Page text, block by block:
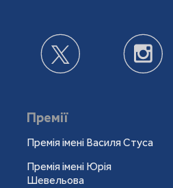
Премії
Премія імені Василя Стуса
Премія імені Юрія
Шевельова